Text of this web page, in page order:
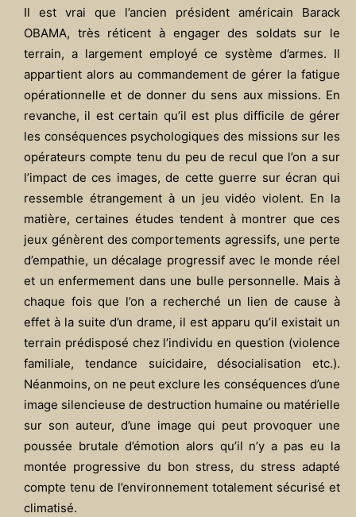
Il est vrai que l’ancien président américain Barack
OBAMA, très réticent à engager des soldats sur le
terrain, a largement employé ce système d’armes. Il
appartient alors au commandement de gérer la fatigue
opérationnelle et de donner du sens aux missions. En
revanche, il est certain qu’il est plus difficile de gérer
les conséquences psychologiques des missions sur les
opérateurs compte tenu du peu de recul que l’on a sur
l’impact de ces images, de cette guerre sur écran qui
ressemble étrangement à un jeu vidéo violent. En la
matière, certaines études tendent à montrer que ces
jeux génèrent des comportements agressifs, une perte
d’empathie, un décalage progressif avec le monde réel
et un enfermement dans une bulle personnelle. Mais à
chaque fois que l’on a recherché un lien de cause à
effet à la suite d’un drame, il est apparu qu’il existait un
terrain prédisposé chez l’individu en question (violence
familiale, tendance suicidaire, désocialisation etc.).
Néanmoins, on ne peut exclure les conséquences d’une
image silencieuse de destruction humaine ou matérielle
sur son auteur, d’une image qui peut provoquer une
poussée brutale d’émotion alors qu’il n’y a pas eu la
montée progressive du bon stress, du stress adapté
compte tenu de l’environnement totalement sécurisé et
climatisé.